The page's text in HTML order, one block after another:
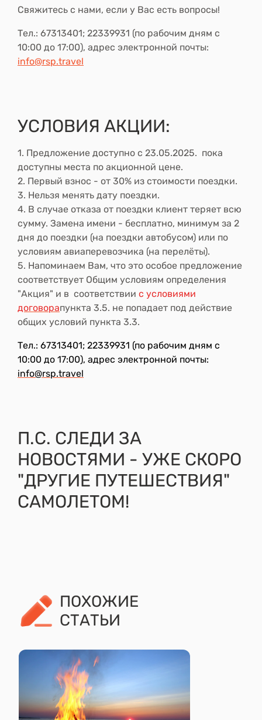
Свяжитесь с нами, если у Вас есть вопросы!
Тел.: 67313401; 22339931 (по рабочим дням с
10:00 до 17:00), адрес электронной почты:
info@rsp.travel
УСЛОВИЯ АКЦИИ:
1. Предложение доступно с 23.05.2025. пока
доступны места по акционной цене.
2. Первый взнос - от 30% из стоимости поездки.
3. Нельзя менять дату поездки.
4. В случае отказа от поездки клиент теряет всю
сумму. Замена имени - бесплатно, минимум за 2
дня до поездки (на поездки автобусом) или по
условиям авиаперевозчика (на перелёты).
5. Напоминаем Вам, что это особое предложение
соответствует Общим условиям определения
"Акция" и в соответствии с условиями
договорапункта 3.5. не попадает под действие
общих условий пункта 3.3.
Тел.: 67313401; 22339931 (по рабочим дням с
10:00 до 17:00), адрес электронной почты:
info@rsp.travel
П.С. СЛЕДИ ЗА
НОВОСТЯМИ - УЖЕ СКОРО
"ДРУГИЕ ПУТЕШЕСТВИЯ"
САМОЛЕТОМ!
ПОХОЖИЕ
СТАТЬИ